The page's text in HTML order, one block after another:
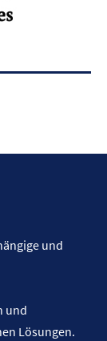
und
und
Lösungen.